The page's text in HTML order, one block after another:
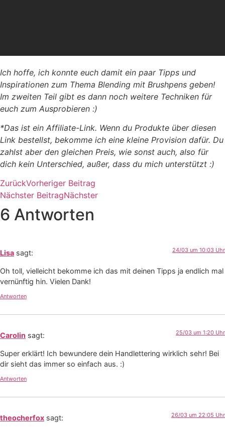
Ich hoffe, ich konnte euch damit ein paar Tipps und
Inspirationen zum Thema Blending mit Brushpens geben!
Im zweiten Teil gibt es dann noch weitere Techniken für
euch zum Ausprobieren :)
*Das ist ein Affiliate-Link. Wenn du Produkte über diesen
Link bestellst, bekomme ich eine kleine Provision dafür. Du
zahlst aber den gleichen Preis, wie sonst auch, also für
dich kein Unterschied, außer, dass du mich unterstützt :)
ZurückVorheriger Beitrag
Nächster BeitragNächster
6 Antworten
Lisa sagt: 24/03 um 10:03 Uhr
Oh toll, vielleicht bekomme ich das mit deinen Tipps ja endlich mal
vernünftig hin. Vielen Dank!
Antworten
Carolin sagt: 25/03 um 1:20 Uhr
Super erklärt! Ich bewundere dein Handlettering wirklich sehr! Bei
dir sieht das immer so einfach aus. :)
Antworten
theocherfox sagt: 26/03 um 22:05 Uhr